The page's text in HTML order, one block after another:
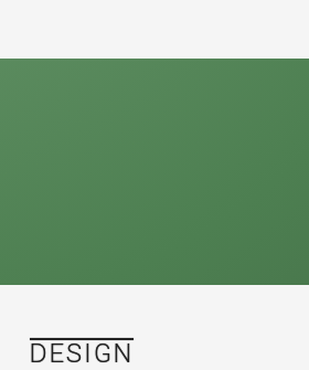
DESIGN